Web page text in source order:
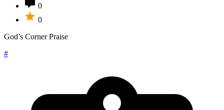
0
0
God’s Corner Praise
#